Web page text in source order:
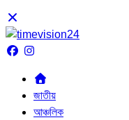
জাতীয়
আঞ্চলিক